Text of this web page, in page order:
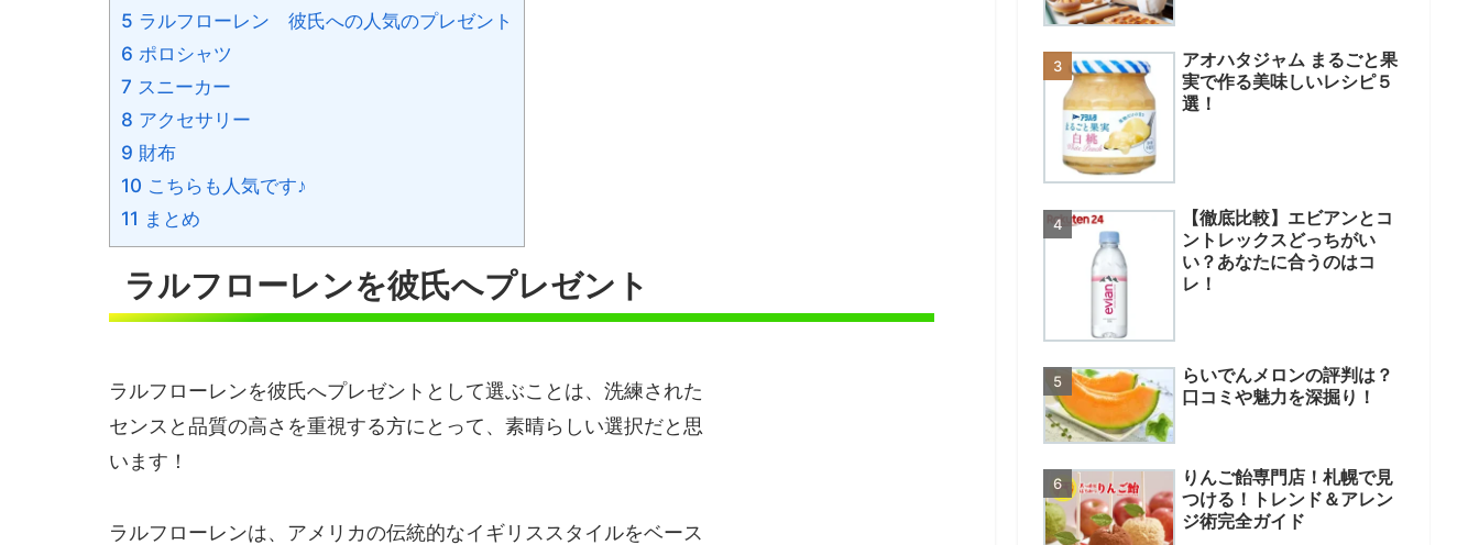
5 ラルフローレン 彼氏への人気のプレゼント
6 ポロシャツ
7 スニーカー
8 アクセサリー
9 財布
10 こちらも人気です♪
11 まとめ
ラルフローレンを彼氏へプレゼント
ラルフローレンを彼氏へプレゼントとして選ぶことは、洗練された
センスと品質の高さを重視する方にとって、素晴らしい選択だと思
います！
ラルフローレンは、アメリカの伝統的なイギリススタイルをベース
アオハタジャム まるごと果
実で作る美味しいレシピ５
選！
【徹底比較】エビアンとコ
ントレックスどっちがい
い？あなたに合うのはコ
レ！
らいでんメロンの評判は？
口コミや魅力を深掘り！
りんご飴専門店！札幌で見
つける！トレンド＆アレン
ジ術完全ガイド